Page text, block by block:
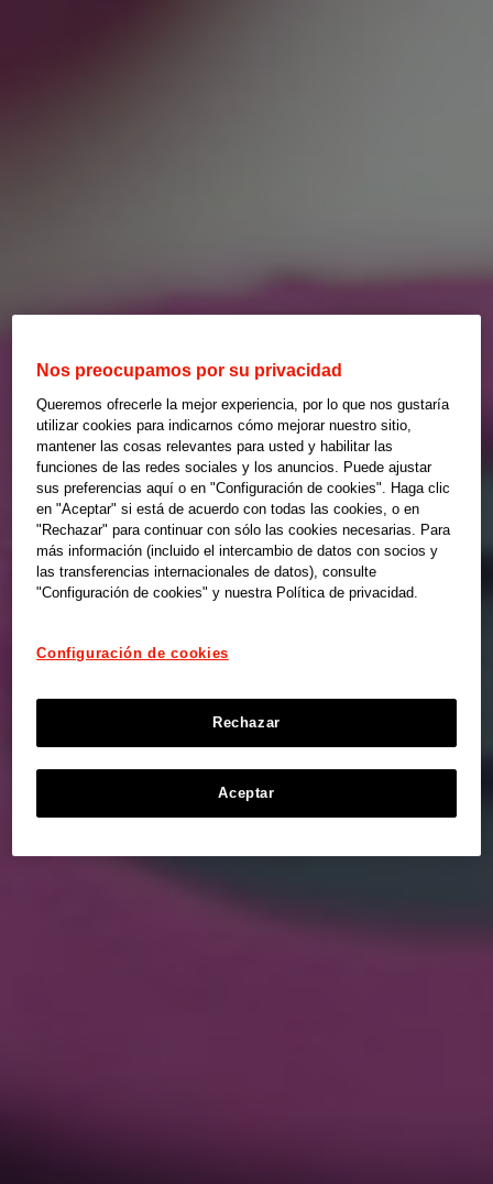
Nos preocupamos por su privacidad
Queremos ofrecerle la mejor experiencia, por lo que nos gustaría
utilizar cookies para indicarnos cómo mejorar nuestro sitio,
mantener las cosas relevantes para usted y habilitar las
funciones de las redes sociales y los anuncios. Puede ajustar
sus preferencias aquí o en "Configuración de cookies". Haga clic
en "Aceptar" si está de acuerdo con todas las cookies, o en
"Rechazar" para continuar con sólo las cookies necesarias. Para
más información (incluido el intercambio de datos con socios y
las transferencias internacionales de datos), consulte
"Configuración de cookies" y nuestra Política de privacidad.
Configuración de cookies
Rechazar
Aceptar